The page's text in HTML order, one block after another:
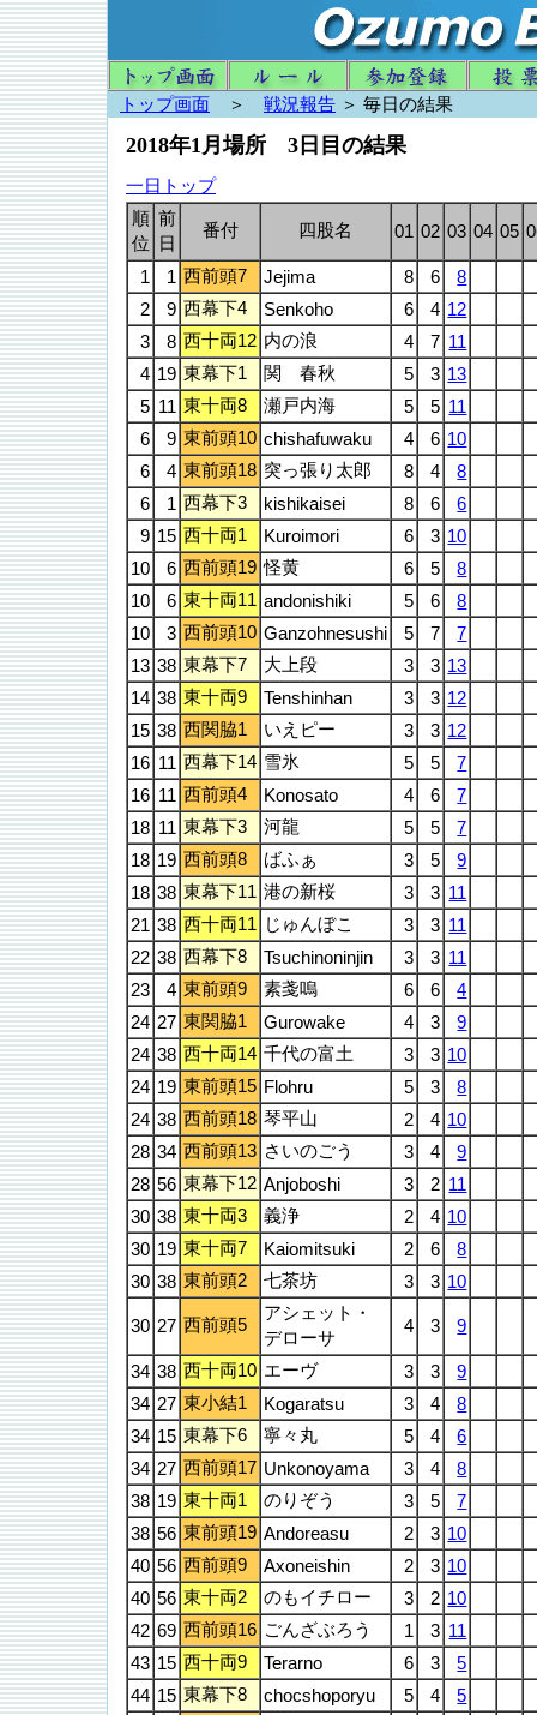
トップ画面 ＞ 戦況報告 ＞ 毎日の結果
2018年1月場所 3日目の結果
一日トップ
順
位
前
日
番付 四股名 01 02 03 04 05
1 1 西前頭7 Jejima 8 6
8
2
9 西幕下4 Senkoho 6 4 12
3
8 西十両12 内の浪 4 7 11
4 19 東幕下1 関 春秋 5 3 13
5 11 東十両8 瀬戸内海 5 5 11
6
9 東前頭10 chishafuwaku 4 6 10
6
4 東前頭18 突っ張り太郎 8 4
8
6
1 西幕下3 kishikaisei 8 6
6
9 15 西十両1 Kuroimori 6 3 10
10
6 西前頭19 怪黄 6 5
8
10
6 東十両11 andonishiki 5 6
8
10
3 西前頭10 Ganzohnesushi 5 7
7
13 38 東幕下7 大上段 3 3 13
14 38 東十両9 Tenshinhan 3 3 12
15 38 西関脇1 いえピー 3 3 12
16 11 西幕下14 雪氷 5 5
7
16 11 西前頭4 Konosato 4 6
7
18 11 東幕下3 河龍 5 5
7
18 19 西前頭8 ばふぁ 3 5
9
18 38 東幕下11 港の新桜 3 3 11
21 38 西十両11 じゅんぼこ 3 3 11
22 38 西幕下8 Tsuchinoninjin 3 3 11
23
4 東前頭9 素戔嗚 6 6
4
24 27 東関脇1 Gurowake 4 3
9
24 38 西十両14 千代の富土 3 3 10
24 19 東前頭15 Flohru 5 3
8
24 38 西前頭18 琴平山 2 4 10
28 34 西前頭13 さいのごう 3 4
9
28 56 東幕下12 Anjoboshi 3 2 11
30 38 東十両3 義浄 2 4 10
30 19 東十両7 Kaiomitsuki 2 6
8
30 38 東前頭2 七茶坊 3 3 10
30 27 西前頭5
アシェット・
デローサ
4 3 9
34 38 西十両10 エーヴ 3 3
9
34 27 東小結1 Kogaratsu 3 4
8
34 15 東幕下6 寧々丸 5 4
6
34 27 西前頭17 Unkonoyama 3 4
8
38 19 東十両1 のりぞう 3 5
7
38 56 東前頭19 Andoreasu 2 3 10
40 56 西前頭9 Axoneishin 2 3 10
40 56 東十両2 のもイチロー 3 2 10
42 69 西前頭16 ごんざぶろう 1 3 11
43 15 西十両9 Terarno 6 3
5
44 15 東幕下8 chocshoporyu 5 4
5